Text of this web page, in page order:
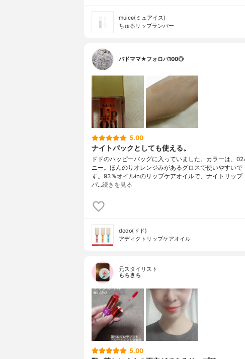
muice(ミュアイス)
ちゅるリップランパー
バドママ★フォロバ100◎
5.00
ナイトパックとしても使える。
ドドのハッピーバッグに入っていました。カラーは、02
ニー。ほんのりオレンジみがあるグロスで使いやすいで
す。93％オイルinのリップケアオイルで、ナイトリップ
パ…続きを見る
dodo(ドド)
アディクトリップケアオイル
元スタイリスト
もちきち
5.00